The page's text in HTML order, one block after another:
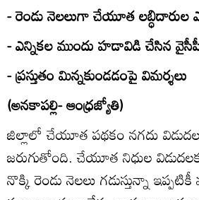
- రెండు నెలలుగా చేయూత లబ్ధిదారుల
- ఎన్నికల ముందు హడావిడి చేసిన వైసీపీ
- ప్రస్తుతం మిన్నకుండడంపై విమర్శలు
(అనకాపల్లి- ఆంధ్రజ్యోతి)
జిల్లాలో చేయూత పథకం నగదు
జరుగుతోంది. చేయూత నిధుల
నొక్కి రెండు నెలలు గడుస్తున్నా